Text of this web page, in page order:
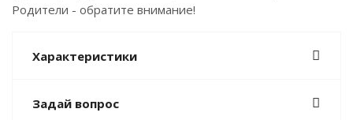
Родители - обратите внимание!
Характеристики
Задай вопрос